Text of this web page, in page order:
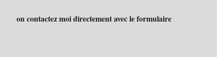
ou contactez moi directement avec le formulaire